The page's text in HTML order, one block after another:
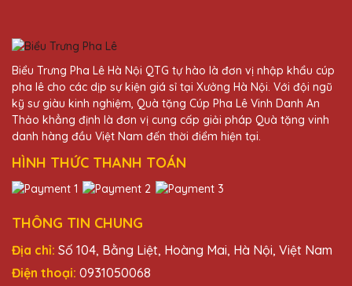
Chất lượng sản phẩm tuyệt vời, dịch vụ
luôn là lựa chọn hàng đầu của mình khi cần
mua cúp pha lê.
Lê Thị Tâm
27/11/2025
Tôi vừa nhận được lô cúp pha lê từ Quà
Tặng Pha Lê QTG và thực sự ấn tượng với
chất lượng và thiết kế tinh xảo. Đội ngũ nhân
viên rất chuyên nghiệp và nhiệt tình. Rất
đáng tin cậy!
Biểu Trưng Pha Lê Hà Nội QTG tự hào là đơn vị nhập khẩu cúp
pha lê cho các dịp sự kiện giá sỉ tại Xưởng Hà Nội. Với đội ngũ
kỹ sư giàu kinh nghiệm, Quà tặng Cúp Pha Lê Vinh Danh An
Thảo khẳng định là đơn vị cung cấp giải pháp Quà tặng vinh
danh hàng đầu Việt Nam đến thời điểm hiện tại.
HÌNH THỨC THANH TOÁN
THÔNG TIN CHUNG
Địa chỉ: Số 104, Bằng Liệt, Hoàng Mai, Hà Nội, Việt Nam
Điện thoại: 0931050068